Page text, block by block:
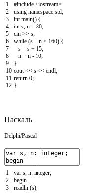
1
2
3
4
5
6
7
8
9
10
11
12
#include <iostream>
using namespace std;
int main() {
int s n = 80;
cin >> s;
while (s + n < 160) {
s = s + 15;
n = n - 10;
}
cout << s << endl;
return 0;
}
Паскаль
Delphi/Pascal
1
2
3
var s n: integer;
begin
readln (s);